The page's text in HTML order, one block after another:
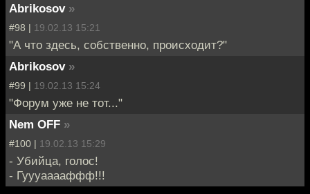
Abrikosov »
#98 | 19.02.13 15:21
"А что здесь, собственно, происходит?"
Abrikosov »
#99 | 19.02.13 15:24
"Форум уже не тот..."
Nem OFF »
#100 | 19.02.13 15:29
- Убийца, голос!
- Гуууааааффф!!!